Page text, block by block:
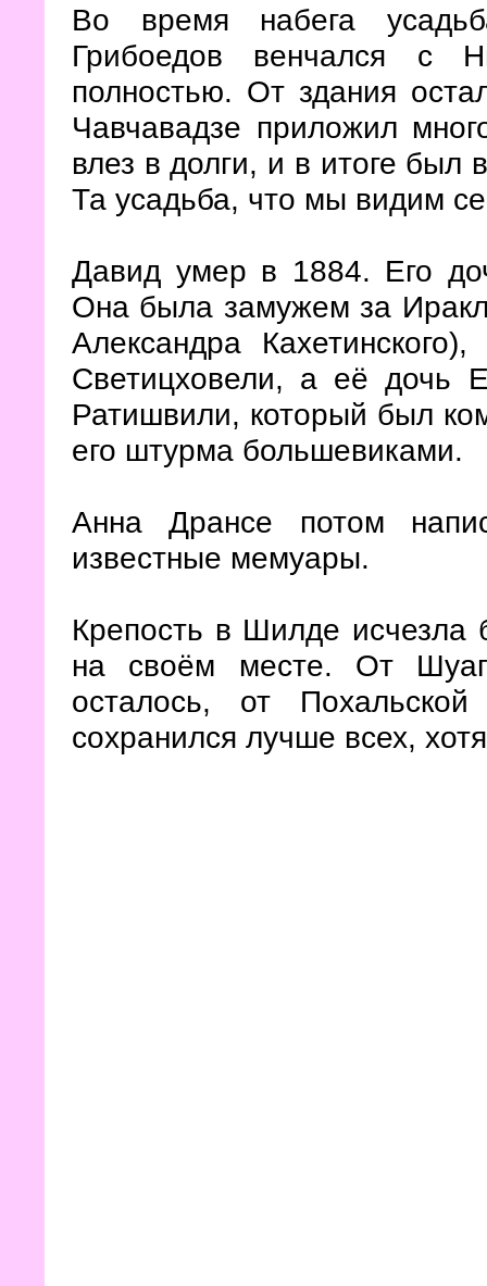
Во время набега
Грибоедов венчался с
полностью. От здания
Чавчавадзе приложил
влез в долги, и в итоге был
Та усадьба, что мы видим
Давид умер в 1884. Его
Она была замужем за
Александра
Светицховели, а её дочь
Ратишвили, который был
его штурма большевиками.
Анна Дрансе потом
известные мемуары.
Крепость в Шилде исчезла
на своём месте. От
осталось, от
сохранился лучше всех,